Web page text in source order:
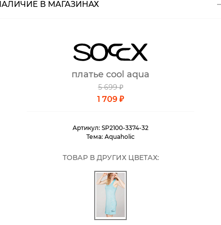
Самовывоз из пункта выдачи СДЭК
Курьерская доставка СДЭК
В МАГАЗИНАХ
платье cool aqua
5 699 ₽
1 709 ₽
Артикул: SP2100-3374-32
Тема: Aquaholic
ТОВАР В ДРУГИХ ЦВЕТАХ: